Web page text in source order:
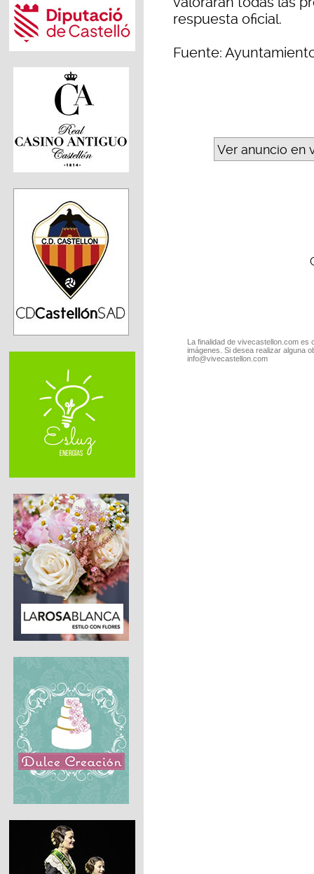
respuesta oficial.
Fuente:
Ver anuncio en
La finalidad de vivecastellon.com
imágenes. Si desea realizar alguna
info@vivecastellon.com